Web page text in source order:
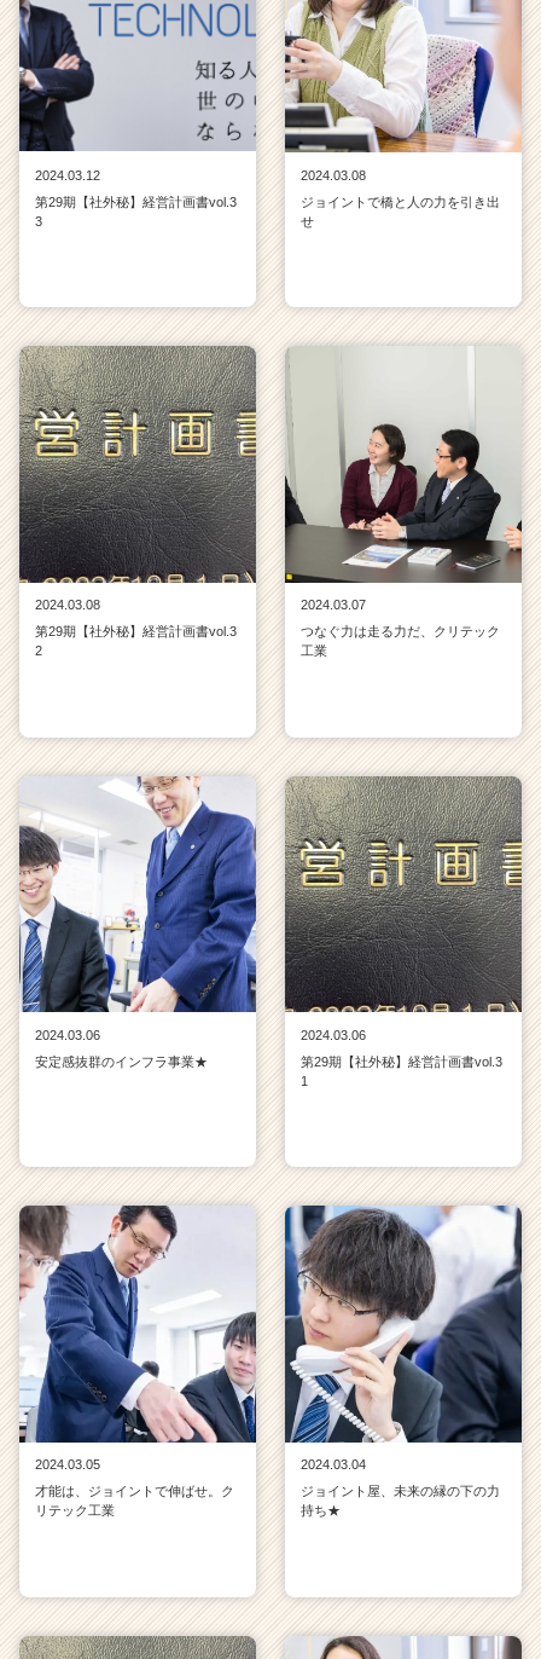
2024.03.12
第29期【社外秘】経営計画書vol.3
3
2024.03.08
ジョイントで橋と人の力を引き出
せ
2024.03.08
第29期【社外秘】経営計画書vol.3
2
2024.03.07
つなぐ力は走る力だ、クリテック
工業
2024.03.06
安定感抜群のインフラ事業★
2024.03.06
第29期【社外秘】経営計画書vol.3
1
2024.03.05
才能は、ジョイントで伸ばせ。ク
リテック工業
2024.03.04
ジョイント屋、未来の縁の下の力
持ち★